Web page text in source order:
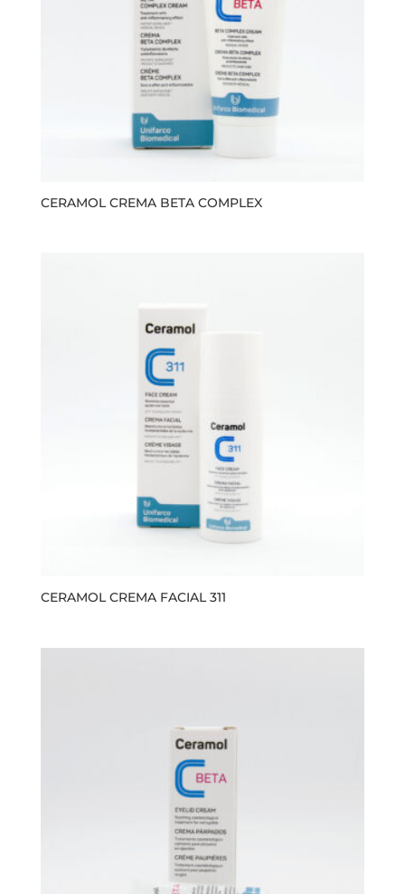
CERAMOL CREMA BETA COMPLEX
CERAMOL CREMA FACIAL 311